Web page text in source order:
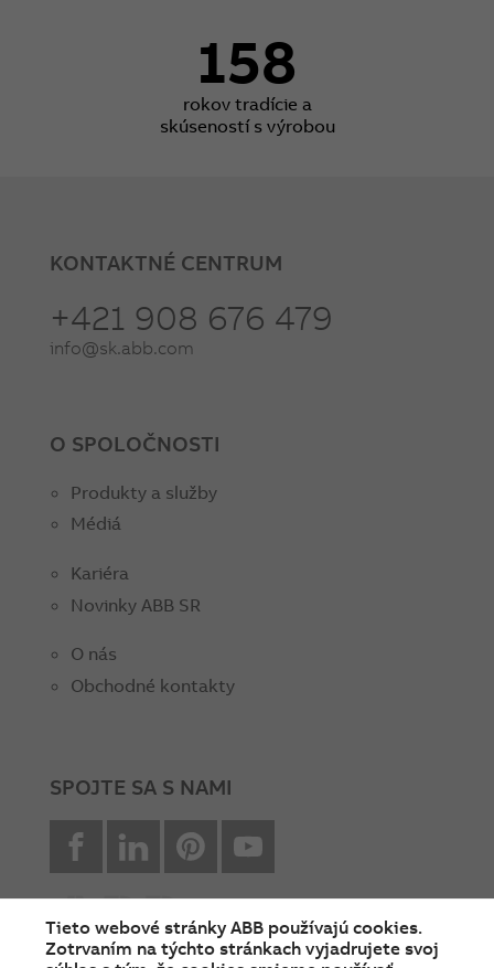
158
rokov tradície a
skúseností s výrobou
KONTAKTNÉ CENTRUM
+421 908 676 479
info@sk.abb.com
O SPOLOČNOSTI
Produkty a služby
Médiá
Kariéra
Novinky ABB SR
O nás
Obchodné kontakty
SPOJTE SA S NAMI
facebookLinkedin Pinterest
Tieto webové stránky ABB používajú cookies.
Zotrvaním na týchto stránkach vyjadrujete svoj